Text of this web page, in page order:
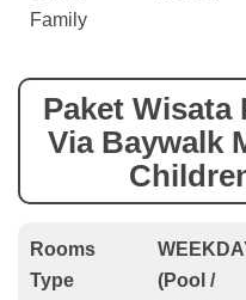
Family
Paket Wisata
Via Baywalk
Rooms
Type
(Pool /